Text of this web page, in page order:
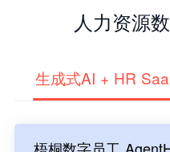
人力资源
生成式AI + HR
梧桐数字员工